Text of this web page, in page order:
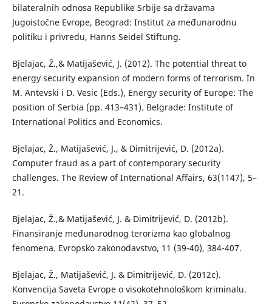
bilateralnih odnosa Republike Srbije sa državama
Jugoistočne Evrope, Beograd: Institut za međunarodnu
politiku i privredu, Hanns Seidel Stiftung.
Bjelajac, Ž.,& Matijašević, J. (2012). The potential threat to
energy security expansion of modern forms of terrorism. In
M. Antevski i D. Vesic (Eds.), Energy security of Europe: The
position of Serbia (pp. 413–431). Belgrade: Institute of
International Politics and Economics.
Bjelajac, Ž., Matijašević, J., & Dimitrijević, D. (2012a).
Computer fraud as a part of contemporary security
challenges. The Review of International Affairs, 63(1147), 5–
21.
Bjelajac, Ž.,& Matijašević, J. & Dimitrijević, D. (2012b).
Finansiranje međunarodnog terorizma kao globalnog
fenomena. Evropsko zakonodavstvo, 11 (39-40), 384-407.
Bjelajac, Ž., Matijašević, J. & Dimitrijević, D. (2012c).
Konvencija Saveta Evrope o visokotehnološkom kriminalu.